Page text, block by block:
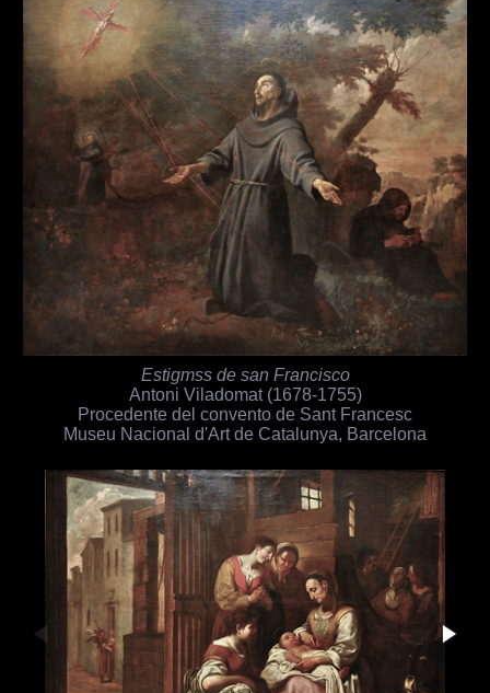
Estigmss de san Francisco
Antoni Viladomat (1678-1755)
Procedente del convento de Sant Francesc
Museu Nacional d'Art de Catalunya, Barcelona